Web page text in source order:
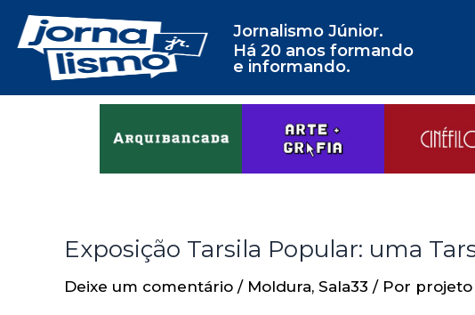
Jornalismo Júnior.
Há 20 anos formando
e informando.
Exposição Tarsila Popular: uma
Deixe um comentário / Moldura, Sala33 / Por projeto